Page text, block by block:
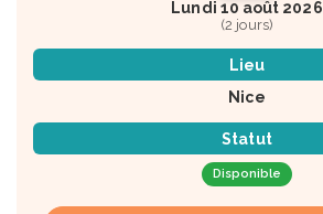
Lundi 10 août 2026
(2 jours)
Lieu
Nice
Statut
Disponible